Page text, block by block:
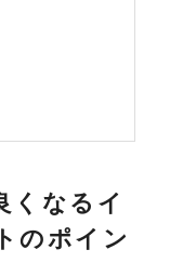
くなるイ
のポイン